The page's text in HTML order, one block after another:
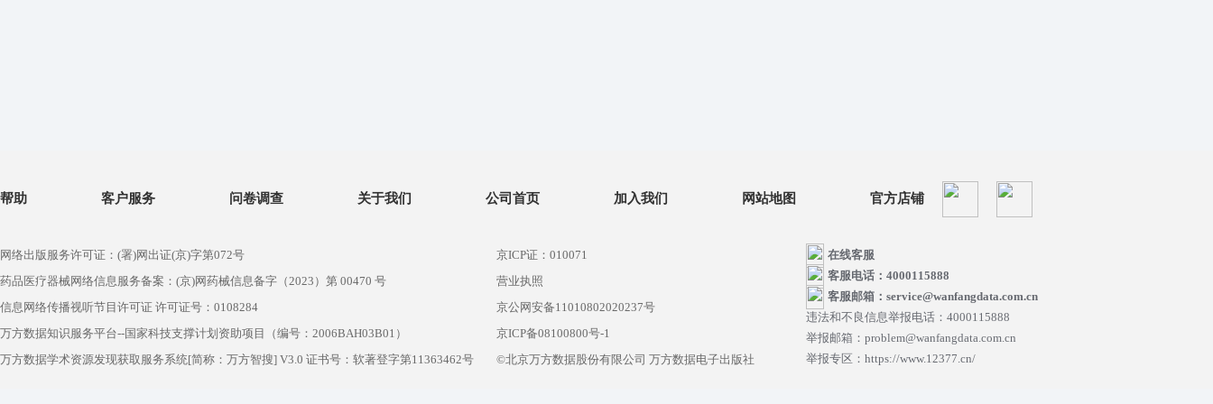
帮助 客户服务 问卷调查 关于我们 公司首页 加入我们 网站地图 官方店铺
网络出版服务许可证：(署)网出证(京)字第072号
药品医疗器械网络信息服务备案：(京)网药械信息备字（2023）第 00470 号
信息网络传播视听节目许可证 许可证号：0108284
万方数据知识服务平台--国家科技支撑计划资助项目（编号：2006BAH03B01）
万方数据学术资源发现获取服务系统[简称：万方智搜] V3.0 证书号：软著登字第11363462号
京ICP证：010071
营业执照
京公网安备11010802020237号
京ICP备08100800号-1
©北京万方数据股份有限公司 万方数据电子出版社
在线客服
客服电话：4000115888
客服邮箱：service@wanfangdata.com.cn
违法和不良信息举报电话：4000115888
举报邮箱：problem@wanfangdata.com.cn
举报专区：https://www.12377.cn/